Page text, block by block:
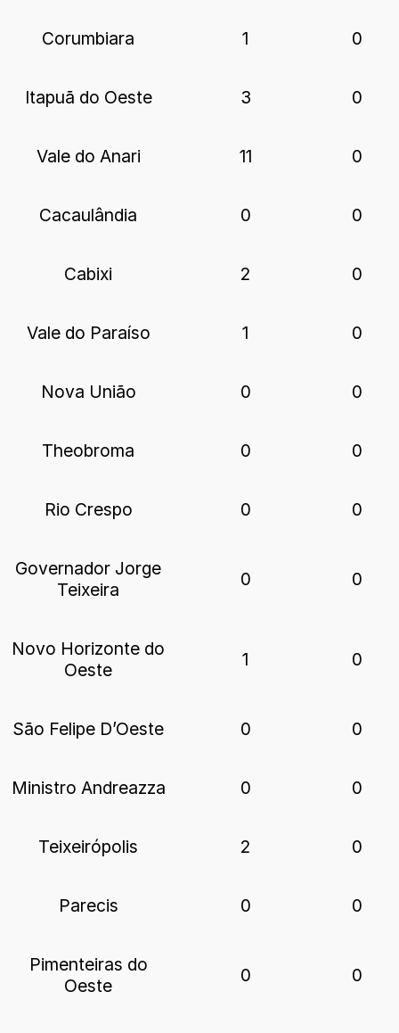
Corumbiara 1 0
Itapuã do Oeste 3 0
Vale do Anari 11 0
Cacaulândia 0 0
Cabixi 2 0
Vale do Paraíso 1 0
Nova União 0 0
Theobroma 0 0
Rio Crespo 0 0
Governador Jorge
Teixeira
0 0
Novo Horizonte do
Oeste
1 0
São Felipe D’Oeste 0 0
Ministro Andreazza 0 0
Teixeirópolis 2 0
Parecis 0 0
Pimenteiras do
Oeste
0 0